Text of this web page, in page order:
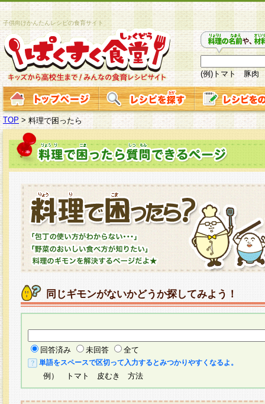
子供向けかんたんレシピの食育サイト
(例)トマト 豚肉
TOP >料理で困ったら
同じギモンがないかどうか探してみよう！
回答済み 未回答 全て
単語をスペースで区切って入力するとみつかりやすくなるよ。
例） トマト 皮むき 方法